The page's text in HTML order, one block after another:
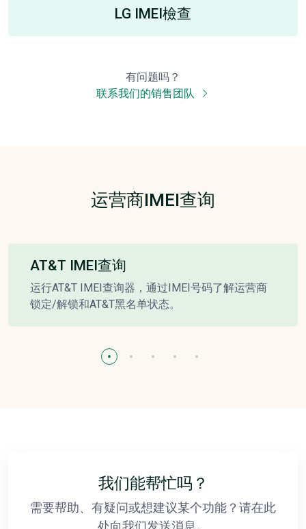
LG IMEI檢查
有问题吗？
联系我们的销售团队
运营商IMEI查询
AT&T IMEI查询
运行AT&T IMEI查询器，通过IMEI号码了解运营商
锁定/解锁和AT&T黑名单状态。
我们能帮忙吗？
需要帮助、有疑问或想建议某个功能？请在此
处向我们发送消息。